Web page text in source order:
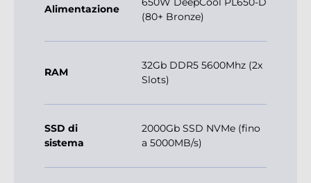
Alimentazione
(80+ Bronze)
RAM
32Gb DDR5 5600Mhz (2x
Slots)
SSD di
sistema
2000Gb SSD NVMe (fino
a 5000MB/s)